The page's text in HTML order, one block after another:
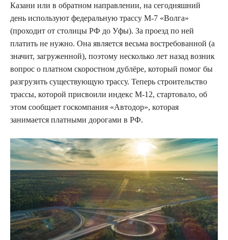
Казани или в обратном направлении, на сегодняшний
день используют федеральную трассу М-7 «Волга»
(проходит от столицы РФ до Уфы). За проезд по ней
платить не нужно. Она является весьма востребованной (а
значит, загруженной), поэтому несколько лет назад возник
вопрос о платном скоростном дублёре, который помог бы
разгрузить существующую трассу. Теперь строительство
трассы, которой присвоили индекс М-12, стартовало, об
этом сообщает госкомпания «Автодор», которая
занимается платными дорогами в РФ.